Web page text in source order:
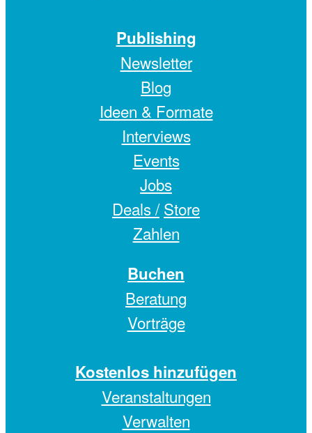
Publishing
Newsletter
Blog
Ideen & Formate
Interviews
Events
Jobs
Deals / Store
Zahlen
Buchen
Beratung
Vorträge
Kostenlos hinzufügen
Veranstaltungen
Verwalten